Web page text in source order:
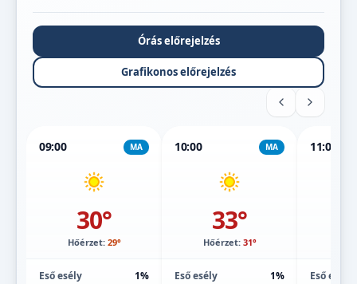
Órás előrejelzés
Grafikonos előrejelzés
09:00 MA
30°
Hőérzet: 29°
Eső esély
1%
10:00 MA
33°
Hőérzet: 31°
Eső esély
1%
11:00
Eső esély